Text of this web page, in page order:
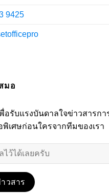
9425
มอ
พื่อรับแรงบันดาลใจข่าวสารก
พิเศษก่อนใครจากทีมของเรา